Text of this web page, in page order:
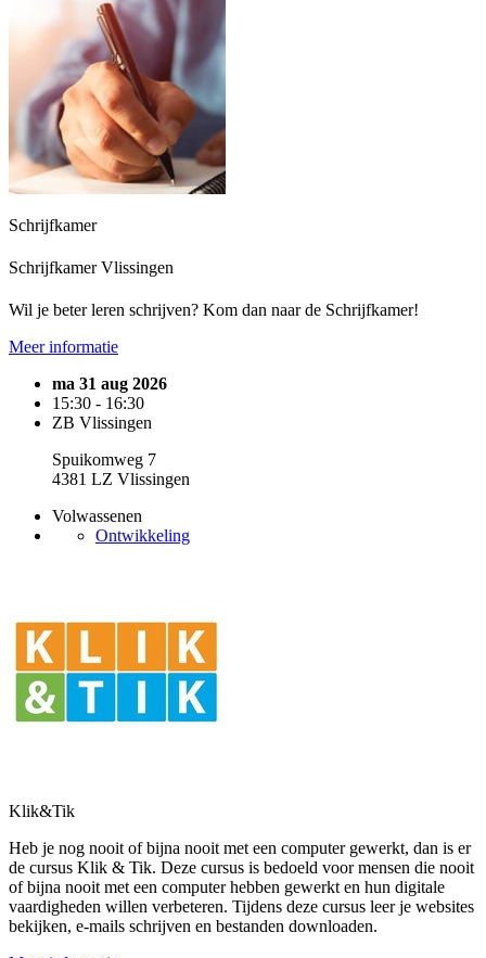
Schrijfkamer
Schrijfkamer Vlissingen
Wil je beter leren schrijven? Kom dan naar de Schrijfkamer!
Meer informatie
ma 31 aug 2026
15:30 - 16:30
ZB Vlissingen
Spuikomweg 7
4381 LZ Vlissingen
Volwassenen
Ontwikkeling
Klik&Tik
Heb je nog nooit of bijna nooit met een computer gewerkt, dan is er
de cursus Klik & Tik. Deze cursus is bedoeld voor mensen die nooit
of bijna nooit met een computer hebben gewerkt en hun digitale
vaardigheden willen verbeteren. Tijdens deze cursus leer je websites
bekijken, e-mails schrijven en bestanden downloaden.